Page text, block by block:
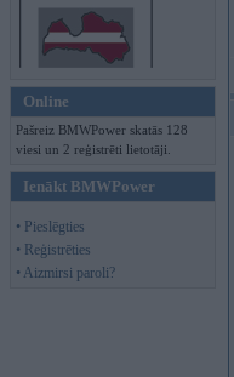
Online
Pašreiz BMWPower skatās 128
viesi un 2 reģistrēti lietotāji.
Ienākt BMWPower
• Pieslēgties
• Reģistrēties
• Aizmirsi paroli?